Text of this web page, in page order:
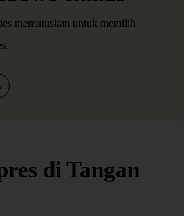
memutuskan untuk memilih
di Tangan